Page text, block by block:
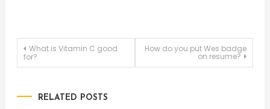
Post
What is Vitamin C good
for?
How do you put Wes badge
on resume?
RELATED POSTS